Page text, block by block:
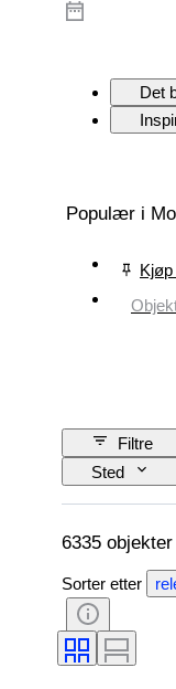
Det
Populær i
Kjøp
Filtre
Sted
6335 objekter
Sorter etter